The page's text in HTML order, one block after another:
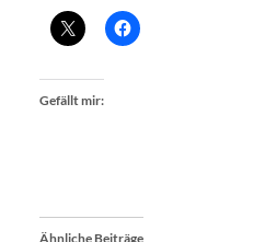
Gefällt mir:
Ähnliche Beiträge